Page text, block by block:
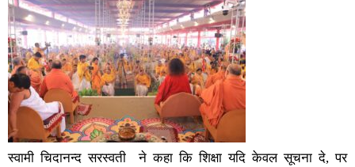
स्वामी चिदानन्द सरस्वती ने कहा कि शिक्षा यदि केवल सूचना दे, पर